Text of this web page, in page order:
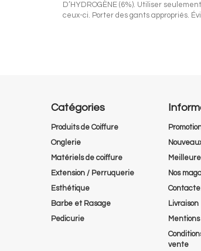
D’HYDROGÈNE (6%). Utiliser
ceux-ci. Porter des gants appropriés.
Catégories
Produits de Coiffure
Onglerie
Matériels de coiffure
Extension / Perruquerie
Esthétique
Barbe et Rasage
Pedicurie
Nos
Livraison
vente